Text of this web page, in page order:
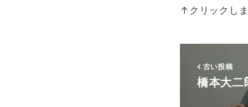
↑クリックし
古い投稿
橋本大二